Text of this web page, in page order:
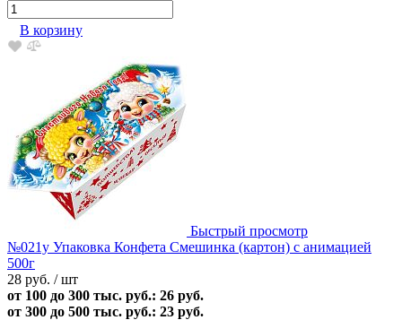
В корзину
Быстрый просмотр
№021у Упаковка Конфета Смешинка (картон) с анимацией
500г
28 руб. / шт
от 100 до 300 тыс. руб.: 26 руб.
от 300 до 500 тыс. руб.: 23 руб.